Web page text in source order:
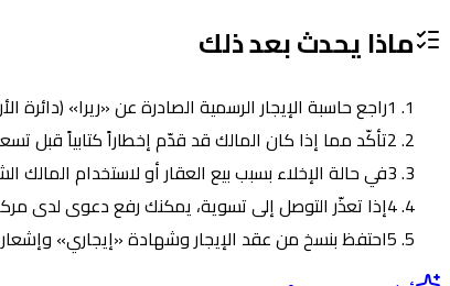
ماذا يحدث بعد ذلك
1راجع حاسبة الإيجار الرسمية الصادرة عن «ريرا» (دائرة
2تأكّد مما إذا كان المالك قد قدّم إخطاراً كتابياً قبل
3في حالة الإخلاء بسبب بيع العقار أو لاستخدام
4إذا تعذّر التوصل إلى تسوية، يمكنك رفع دعوى لدى
5احتفظ بنسخ من عقد الإيجار وشهادة «إيجاري»